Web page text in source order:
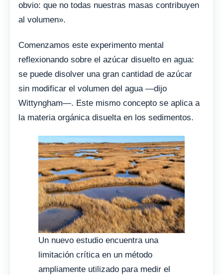
obvio: que no todas nuestras masas contribuyen
al volumen».
Comenzamos este experimento mental
reflexionando sobre el azúcar disuelto en agua:
se puede disolver una gran cantidad de azúcar
sin modificar el volumen del agua —dijo
Wittyngham—. Este mismo concepto se aplica a
la materia orgánica disuelta en los sedimentos.
Un nuevo estudio encuentra una
limitación crítica en un método
ampliamente utilizado para medir el